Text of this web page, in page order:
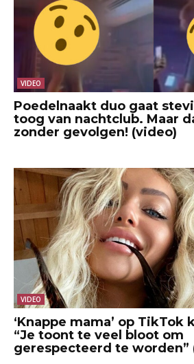
VIDEO
Poedelnaakt duo gaat
toog van nachtclub. Maar
zonder gevolgen! (video)
VIDEO
‘Knappe mama’ op
“Je toont te veel bloot om
gerespecteerd te worden”